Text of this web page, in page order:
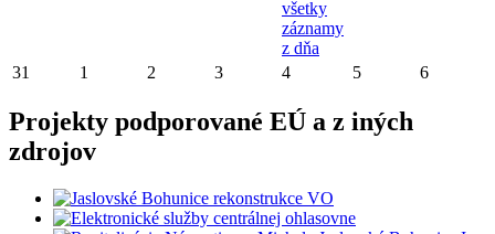
všetky
záznamy
z dňa
31 1 2 3 4 5 6
Projekty podporované EÚ a z iných
zdrojov